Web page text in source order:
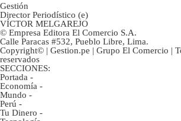
Gestión
Director Periodístico (e)
VÍCTOR MELGAREJO
© Empresa Editora El Comercio S.A.
Calle Paracas #532, Pueblo Libre, Lima.
Copyright© | Gestion.pe | Grupo El Comercio |
reservados
SECCIONES:
Portada -
Economía -
Mundo -
Perú -
Tu Dinero -